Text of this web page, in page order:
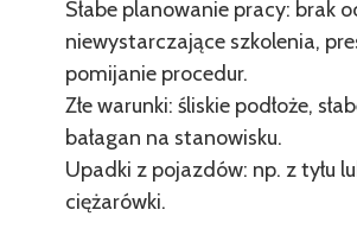
Słabe planowanie pracy: brak
niewystarczające szkolenia,
pomijanie procedur.
Złe warunki: śliskie podłoże,
bałagan na stanowisku.
Upadki z pojazdów: np. z tyłu
ciężarówki.